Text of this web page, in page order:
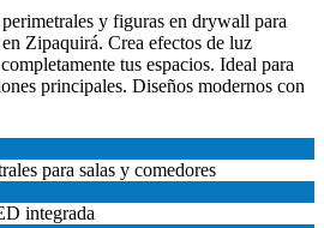
y figuras en drywall para
Zipaquirá. Crea efectos de luz
tus espacios. Ideal para
principales. Diseños modernos con
para salas y comedores
integrada